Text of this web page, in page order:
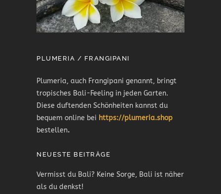
PLUMERIA / FRANGIPANI
Plumeria, auch Frangipani genannt, bringt
tropisches Bali-Feeling in jeden Garten.
Diese duftenden Schönheiten kannst du
bequem online bei https://plumeria.shop
bestellen.
NEUESTE BEITRÄGE
Vermisst du Bali? Keine Sorge, Bali ist näher
als du denkst!